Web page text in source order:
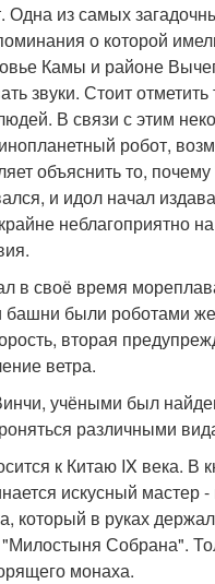
из самых
о которой
Камы и районе
звуки. Стоит
В связи с этим
робот,
объяснить то,
и идол начал
неблагоприятно
в своё время
были роботами
вторая
ветра.
учёными был
различными
к Китаю IX века. В
искусный мастер
который в руках
Собрана".
монаха.